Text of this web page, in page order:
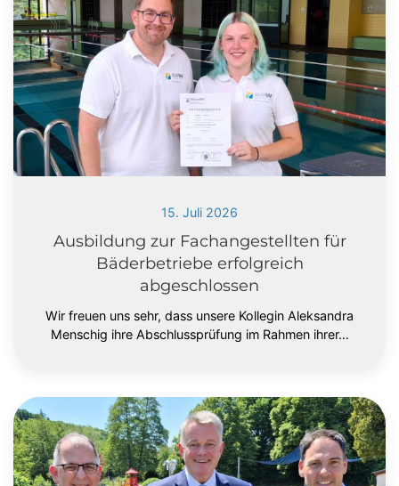
15. Juli 2026
Ausbildung zur Fachangestellten für
Bäderbetriebe erfolgreich
abgeschlossen
Wir freuen uns sehr, dass unsere Kollegin Aleksandra
Menschig ihre Abschlussprüfung im Rahmen ihrer…